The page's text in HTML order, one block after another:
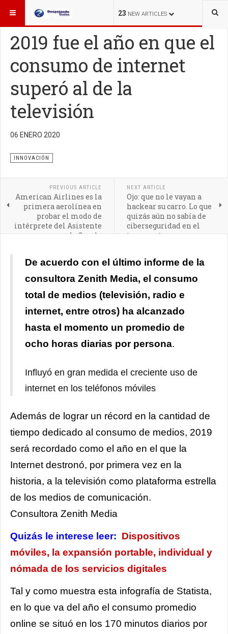
23 NEW ARTICLES
ESTÁ AQUÍ: INNOVACIÓN
2019 fue el año en que el
consumo de internet
superó al de la
televisión
06 ENERO 2020
INNOVACIÓN
PREVIOUS ARTICLE
American Airlines es la
primera aerolínea en
probar el modo de
intérprete del Asistente
de Google
NEXT ARTICLE
Ojo: que no le vayan a
hackear su carro. Lo que
quizás aún no sabía de
ciberseguridad en el
transporte
De acuerdo con el último informe de la
consultora Zenith Media, el consumo
total de medios (televisión, radio e
internet, entre otros) ha alcanzado
hasta el momento un promedio de
ocho horas diarias por persona.
Influyó en gran medida el creciente uso de
internet en los teléfonos móviles
Además de lograr un récord en la cantidad de
tiempo dedicado al consumo de medios, 2019
será recordado como el año en el que la
Internet destronó, por primera vez en la
historia, a la televisión como plataforma estrella
de los medios de comunicación.
Consultora Zenith Media
Quizás le interese leer: Dispositivos
móviles, la expansión portable, individual y
nómada de los servicios digitales
Tal y como muestra esta infografía de Statista,
en lo que va del año el consumo promedio
online se situó en los 170 minutos diarios por